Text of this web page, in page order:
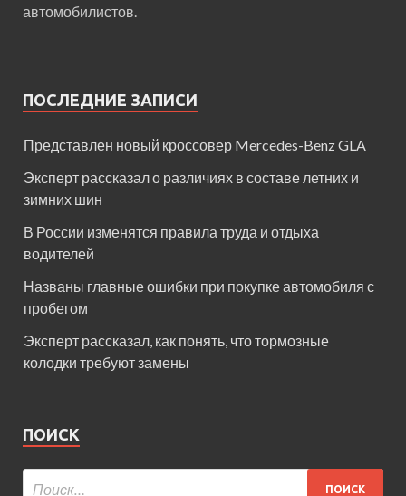
автомобилистов.
ПОСЛЕДНИЕ ЗАПИСИ
Представлен новый кроссовер Mercedes-Benz GLA
Эксперт рассказал о различиях в составе летних и
зимних шин
В России изменятся правила труда и отдыха
водителей
Названы главные ошибки при покупке автомобиля с
пробегом
Эксперт рассказал, как понять, что тормозные
колодки требуют замены
ПОИСК